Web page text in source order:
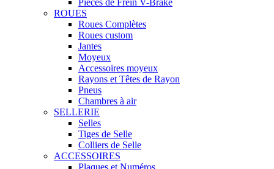
Pièces de Frein V-Brake
ROUES
Roues Complètes
Roues custom
Jantes
Moyeux
Accessoires moyeux
Rayons et Têtes de Rayon
Pneus
Chambres à air
SELLERIE
Selles
Tiges de Selle
Colliers de Selle
ACCESSOIRES